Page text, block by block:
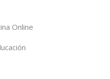
Online